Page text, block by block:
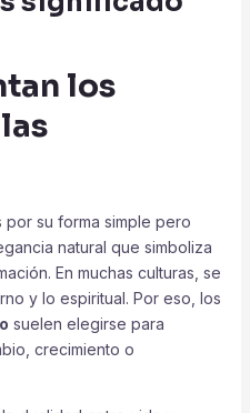
los
su forma simple pero
natural que simboliza
En muchas culturas, se
y lo espiritual. Por eso, los
suelen elegirse para
crecimiento o